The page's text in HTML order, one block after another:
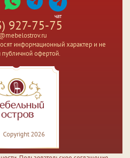
чат
927-75-75
информационный характер и не
публичной офертой.
Copyright 2026